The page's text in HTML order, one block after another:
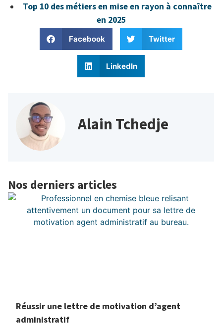
Top 10 des métiers en mise en rayon à connaître
en 2025
Facebook Twitter
LinkedIn
Alain Tchedje
Nos derniers articles
Réussir une lettre de motivation d’agent
administratif